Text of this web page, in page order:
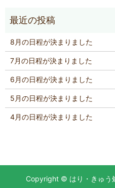
8月の日程が決まりました
7月の日程が決まりました
6月の日程が決まりました
5月の日程が決まりました
4月の日程が決まりました
Copyright © はり・きゅ